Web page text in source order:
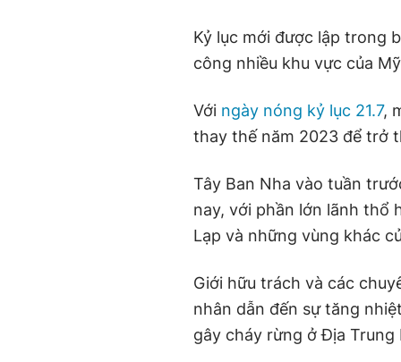
Kỷ lục mới được lập trong
công nhiều khu vực của
Với ngày nóng kỷ lục 21.7,
thay thế năm 2023 để trở
Tây Ban Nha vào tuần
nay, với phần lớn lãnh thổ
Lạp và những vùng khác
Giới hữu trách và các
nhân dẫn đến sự tăng
gây cháy rừng ở Địa